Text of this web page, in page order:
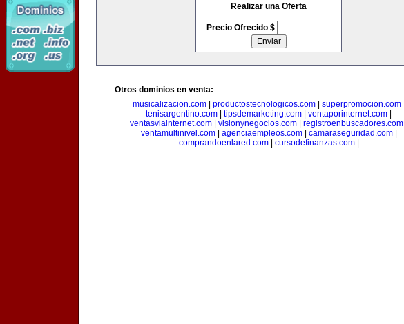
Realizar una Oferta
Precio Ofrecido $
Otros dominios en venta:
musicalizacion.com| productostecnologicos.com| superpromocion.com|
tenisargentino.com
tipsdemarketing.com ventaporinternet.com
ventasviainternet.com
visionynegocios.com registroenbuscadores.com
ventamultinivel.com| agenciaempleos.com| camaraseguridad.com|
comprandoenlared.com| cursodefinanzas.com|